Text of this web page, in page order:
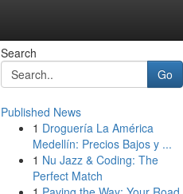
Search
Go
Published News
1 Droguería La América
Medellín: Precios Bajos y ...
1 Nu Jazz & Coding: The
Perfect Match